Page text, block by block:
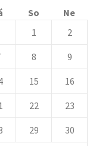
So
Ne
1
2
8 9
15 16
22 23
29 30